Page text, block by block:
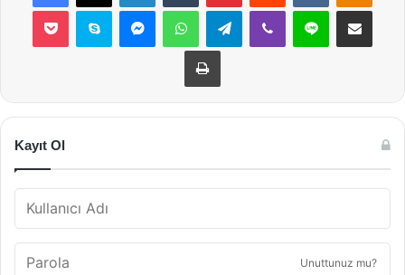
Pocket Skype MessengerWhatsAppTelegramViber Line E-Posta ile
Yazdır
Kayıt Ol
Unuttunuz mu?